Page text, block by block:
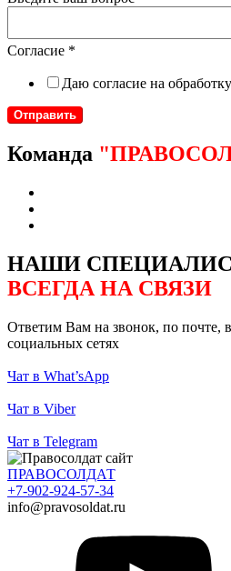
Согласие *
Даю согласие на
Отправить
Команда
НАШИ
ВСЕГДА НА СВЯЗИ
Ответим Вам на звонок, по почте,
социальных сетях
Чат в What’sApp
Чат в Viber
Чат в Telegram
ПРАВОСОЛДАТ
+7-902-924-57-34
info@pravosoldat.ru